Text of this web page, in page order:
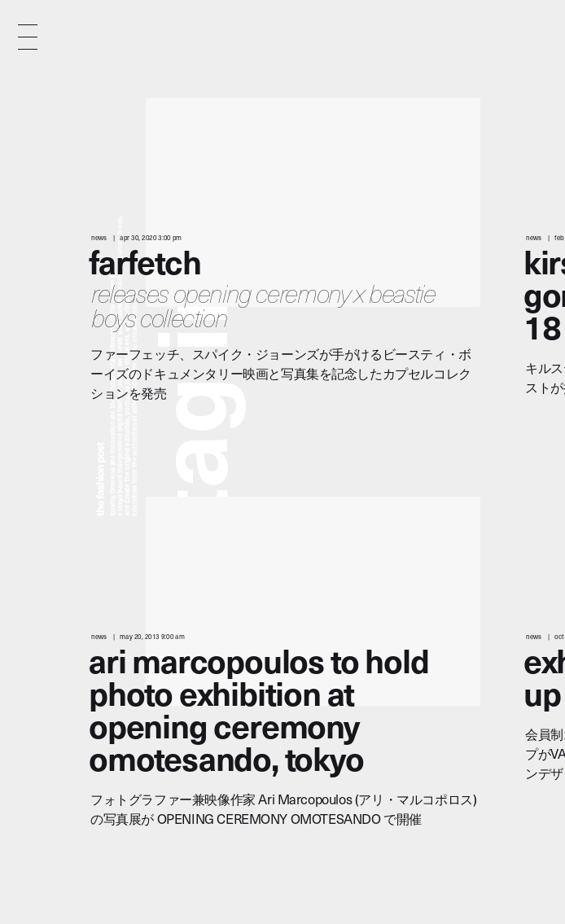
quality, timeless and innovation are the fundamental philosophy of the fashion post,a tokyo based independent digital fashion media. we curate daily fashion, beauty and culture feeds,and create the original editorials, portrayed in the digital era, and portraits,interviews from the authorities of different culture in the creative industry.
g
i
n
d
news apr 30, 2020 3:00 pm
farfetch
releases opening ceremony x beastie
boys collection
ファーフェッチ、スパイク・ジョーンズが手がけるビースティ・ボ
ーイズのドキュメンタリー映画と写真集を記念したカプセルコレク
ションを発売
news feb
キル
スト
news may 20, 2013 9:00 am
ari marcopoulos to hold
photo exhibition at
opening ceremony
omotesando, tokyo
フォトグラファー兼映像作家 Ari Marcopoulos (アリ・マルコポロス)
の写真展が OPENING CEREMONY OMOTESANDO で開催
news oct
会員
プが
ンデ